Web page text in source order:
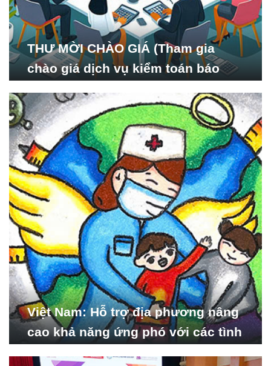
THƯ MỜI CHÀO GIÁ (Tham gia
chào giá dịch vụ kiểm toán báo
Nghiên cứu Phát triển Xã
hội_ISDS)
Việt Nam: Hỗ trợ địa phương nâng
cao khả năng ứng phó với các tình